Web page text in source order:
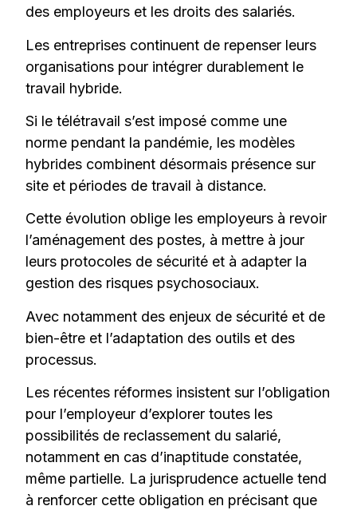
des employeurs et les droits des salariés.
Les entreprises continuent de repenser leurs
organisations pour intégrer durablement le
travail hybride.
Si le télétravail s’est imposé comme une
norme pendant la pandémie, les modèles
hybrides combinent désormais présence sur
site et périodes de travail à distance.
Cette évolution oblige les employeurs à revoir
l’aménagement des postes, à mettre à jour
leurs protocoles de sécurité et à adapter la
gestion des risques psychosociaux.
Avec notamment des enjeux de sécurité et de
bien-être et l’adaptation des outils et des
processus.
Les récentes réformes insistent sur l’obligation
pour l’employeur d’explorer toutes les
possibilités de reclassement du salarié,
notamment en cas d’inaptitude constatée,
même partielle. La jurisprudence actuelle tend
à renforcer cette obligation en précisant que